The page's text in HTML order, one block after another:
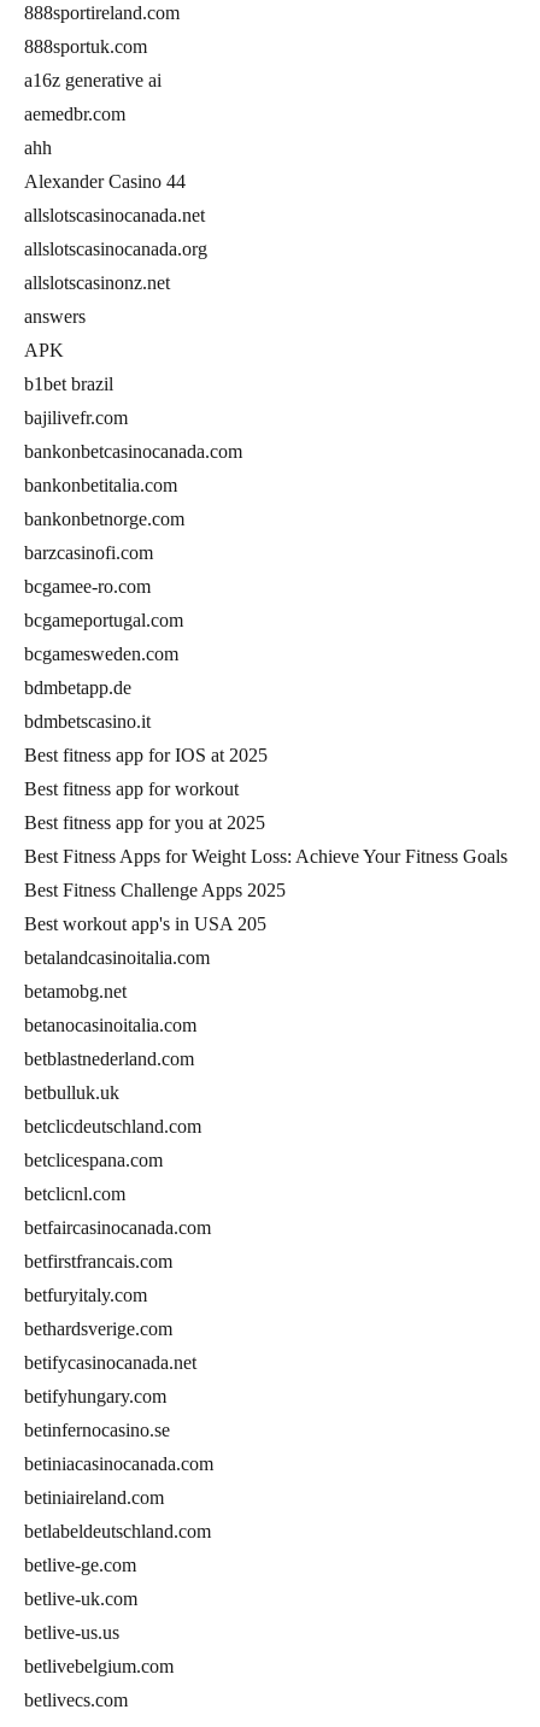
888sportireland.com
888sportuk.com
a16z generative ai
aemedbr.com
ahh
Alexander Casino 44
allslotscasinocanada.net
allslotscasinocanada.org
allslotscasinonz.net
answers
APK
b1bet brazil
bajilivefr.com
bankonbetcasinocanada.com
bankonbetitalia.com
bankonbetnorge.com
barzcasinofi.com
bcgamee-ro.com
bcgameportugal.com
bcgamesweden.com
bdmbetapp.de
bdmbetscasino.it
Best fitness app for IOS at 2025
Best fitness app for workout
Best fitness app for you at 2025
Best Fitness Apps for Weight Loss: Achieve Your Fitness Goals
Best Fitness Challenge Apps 2025
Best workout app's in USA 205
betalandcasinoitalia.com
betamobg.net
betanocasinoitalia.com
betblastnederland.com
betbulluk.uk
betclicdeutschland.com
betclicespana.com
betclicnl.com
betfaircasinocanada.com
betfirstfrancais.com
betfuryitaly.com
bethardsverige.com
betifycasinocanada.net
betifyhungary.com
betinfernocasino.se
betiniacasinocanada.com
betiniaireland.com
betlabeldeutschland.com
betlive-ge.com
betlive-uk.com
betlive-us.us
betlivebelgium.com
betlivecs.com